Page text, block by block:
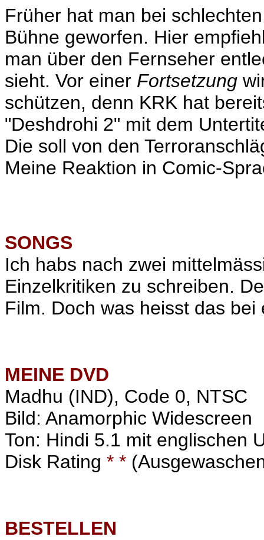
Früher hat man bei
Bühne geworfen. Hier
man über den Fernseher
sieht. Vor einer Fortsetzung
schützen, denn KRK hat
"Deshdrohi 2" mit dem
Die soll von den
Meine Reaktion in Comic-
SONGS
Ich habs nach zwei
Einzelkritiken zu schreiben.
Film. Doch was heisst das
MEINE DVD
Madhu (IND), Code 0, NTSC
Bild: Anamorphic Widescreen
Ton: Hindi 5.1 mit englischen
Disk Rating * *
BESTELLEN